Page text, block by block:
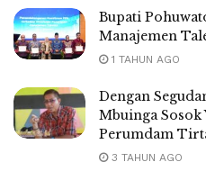
Bupati
Manajemen
1 TAHUN AGO
Dengan
Mbuinga Sosok
Perumdam
3 TAHUN AGO